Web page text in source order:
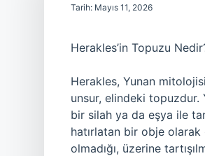
Tarih: Mayıs 11, 2026
Herakles’in Topuzu
Herakles, Yunan
unsur, elindeki topuzdur.
bir silah ya da eşya ile
hatırlatan bir obje olarak
olmadığı, üzerine